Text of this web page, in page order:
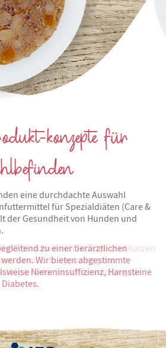
konzepte für
eine durchdachte Auswahl
für Spezialdiäten (Care &
der Gesundheit von Hunden und
Gesundheit von Hunden und Katzen
kann, z. B. hypoallergene
Mägen oder zur Unterstützung für